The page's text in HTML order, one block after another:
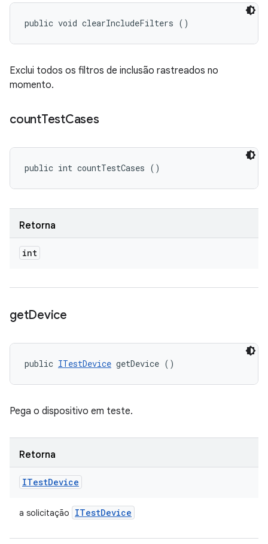
public void clearIncludeFilters ()
Exclui todos os filtros de inclusão rastreados no
momento.
countTestCases
public int countTestCases ()
Retorna
int
getDevice
public ITestDevice getDevice ()
Pega o dispositivo em teste.
Retorna
ITestDevice
a solicitação ITestDevice